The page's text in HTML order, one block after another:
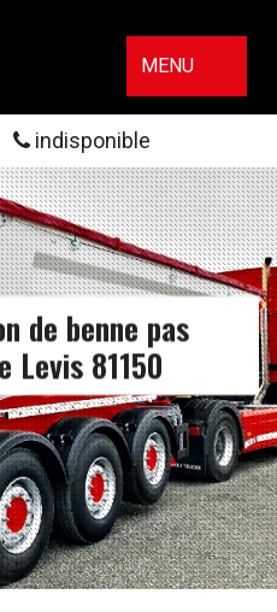
MENU
indisponible
de benne pas
Levis 81150